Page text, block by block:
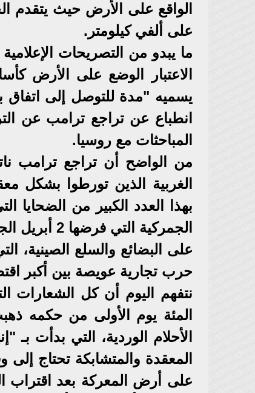
الواقع على الأرض حيث يتقدم
على ألفي كيلومتر.
ما يبدو من التصريحات
الاعتبار الوضع على الأرض
يسميه "مدة للتوصل إلى اتفاق
انطباع عن تراجع ترامب عن
المباحثات مع روسيا.
من الواضح أن تراجع ترامب
الغربية الذين تورطوا بشكل
بهذا العدد الكبير من
على البضائع والسلع الصينية،
حرب تجارية عويصة بين أكبر
نتفهم اليوم أن كل الشعارات
المئة يوم الأولى من حكمه
المعقدة والمتشابكة تحتاج
على أرض المعركة بعد اقتراب